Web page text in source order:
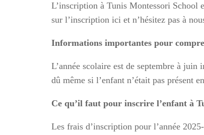
L’inscription à Tunis Montessori School
sur l’inscription ici et n’hésitez pas à
Informations importantes pour
L’année scolaire est de septembre à
dû même si l’enfant n’était pas présent
Ce qu’il faut pour inscrire l’enfant à
Les frais d’inscription pour l’année